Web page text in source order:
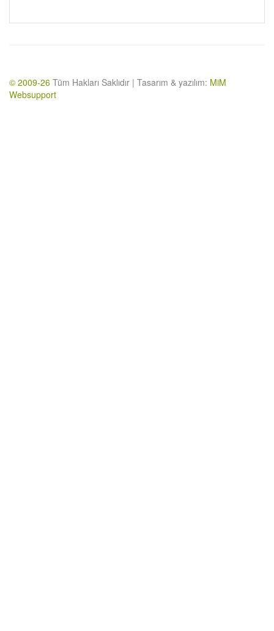
© 2009-26 Tüm Hakları Saklıdır | Tasarım & yazılım: MiM
Websupport